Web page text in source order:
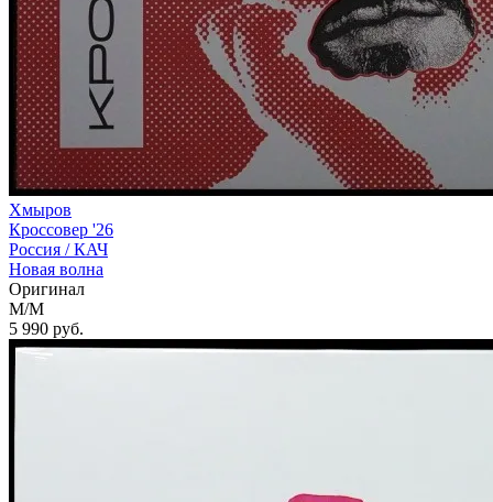
Хмыров
Кроссовер '26
Россия /КАЧ
Новая волна
Оригинал
M/M
5 990 руб.